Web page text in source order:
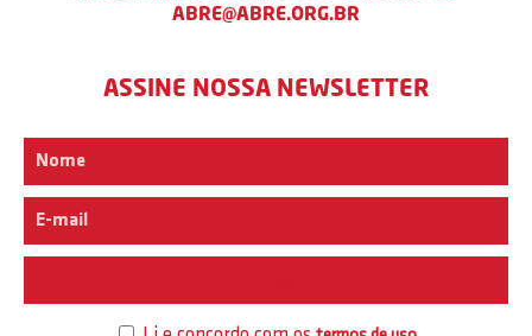
ABRE@ABRE.ORG.BR
ASSINE NOSSA NEWSLETTER